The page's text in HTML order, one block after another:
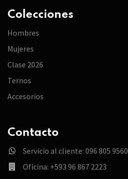
Colecciones
Hombres
Mujeres
Clase 2026
Ternos
Accesorios
Contacto
Servicio al cliente: 096 805 9560
Oficina: +593 96 867 2223